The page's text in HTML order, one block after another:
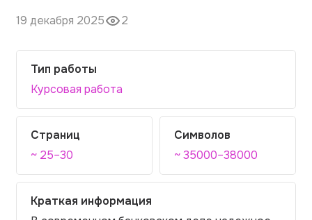
О компании
Порядок оплаты
Отзывы
Контакты
19 декабря 2025 2
Тип работы
Курсовая работа
Страниц
~ 25–30
Символов
~ 35000–38000
Краткая информация